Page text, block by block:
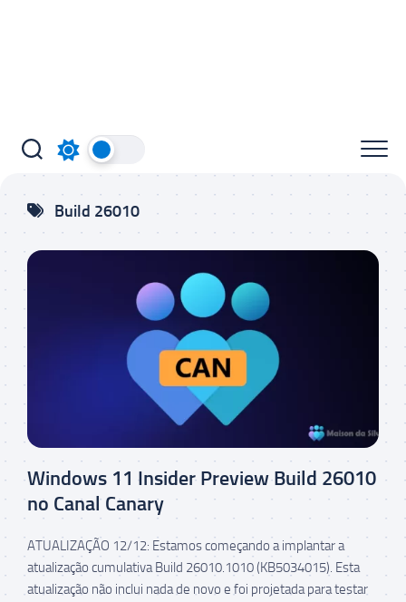
Build 26010
Windows 11 Insider Preview Build 26010
no Canal Canary
ATUALIZAÇÃO 12/12: Estamos começando a implantar a
atualização cumulativa Build 26010.1010 (KB5034015). Esta
atualização não inclui nada de novo e foi projetada para testar